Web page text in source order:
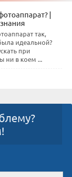
|
так,
идеальной?
при
ни в коем ...